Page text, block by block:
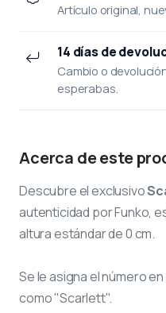
Artículo original,
14 días de
Cambio o
esperabas.
Acerca de este
Descubre el exclusivo
autenticidad por Funko,
altura estándar de 0 cm.
Se le asigna el número
como "Scarlett".